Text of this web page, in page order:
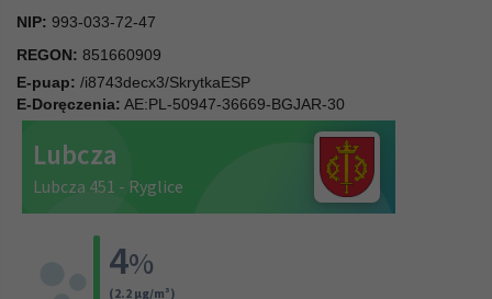
NIP: 993-033-72-47
REGON: 851660909
E-puap: /i8743decx3/SkrytkaESP
E-Doręczenia: AE:PL-50947-36669-BGJAR-30